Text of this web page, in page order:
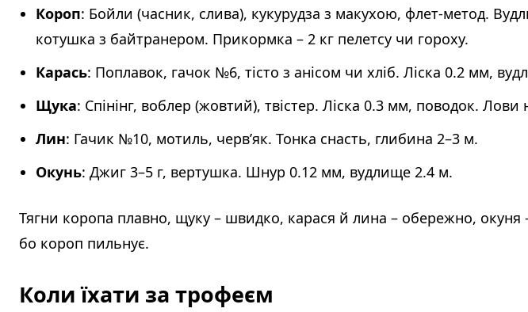
Короп: Бойли (часник, слива), кукурудза з макухою, флет-метод.
котушка з байтранером. Прикормка – 2 кг пелетсу чи гороху.
Карась: Поплавок, гачок №6, тісто з анісом чи хліб. Ліска 0.2 мм,
Щука: Спінінг, воблер (жовтий), твістер. Ліска 0.3 мм, поводок. Лови
Лин: Гачик №10, мотиль, черв’як. Тонка снасть, глибина 2–3 м.
Окунь: Джиг 3–5 г, вертушка. Шнур 0.12 мм, вудлище 2.4 м.
Тягни коропа плавно, щуку – швидко, карася й лина – обережно, окуня
бо короп пильнує.
Коли їхати за трофеєм